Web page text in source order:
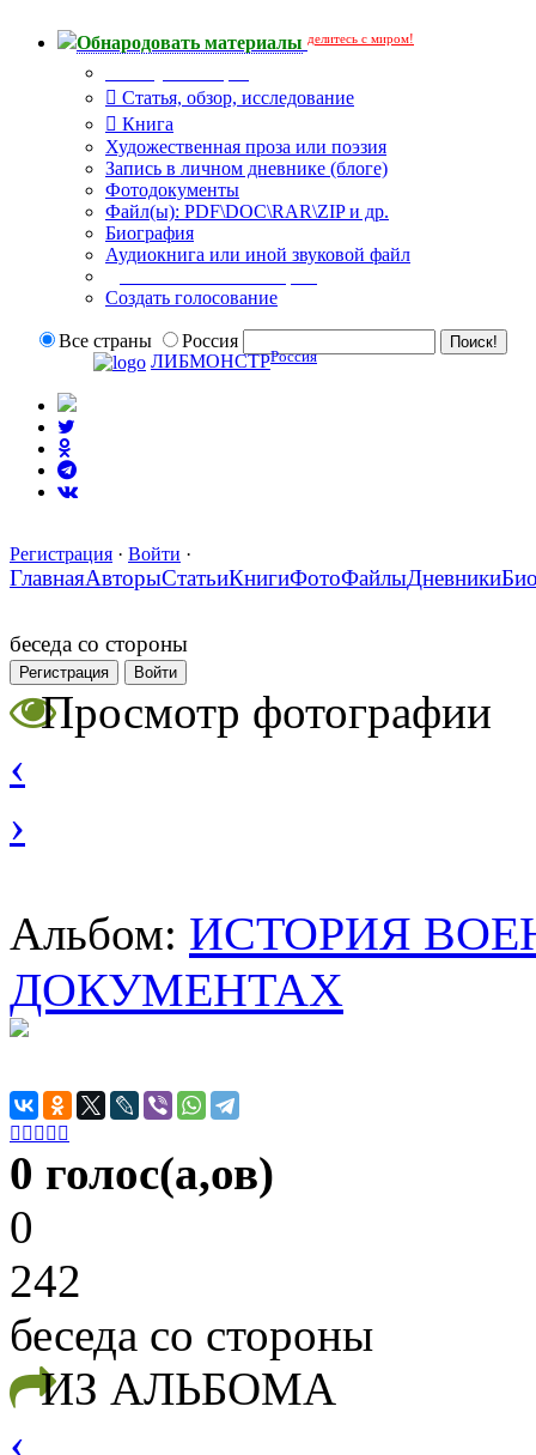
Обнародовать материалы делитесь с миром!
Статья, обзор, исследование
Книга
Художественная проза или поэзия
Запись в личном дневнике (блоге)
Фотодокументы
Файл(ы): PDF\DOC\RAR\ZIP и др.
Биография
Аудиокнига или иной звуковой файл
Создать голосование
Все страны
Россия
ЛИБМОНСТРРоссия
Регистрация · Войти ·
ГлавнаяАвторыСтатьиКнигиФотоФайлыДневники
беседа со стороны
Регистрация Войти
Просмотр фотографии
‹
›
Альбом: ИСТОРИЯ
ДОКУМЕНТАХ
    
0 голос(а,ов)
0
242
беседа со стороны
ИЗ АЛЬБОМА
‹